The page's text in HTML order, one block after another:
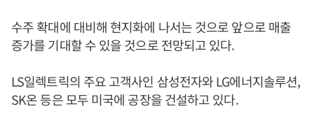
수주 확대에 대비해 현지화에 나서는 것으로 앞으로 매출
증가를 기대할 수 있을 것으로 전망되고 있다.
LS일렉트릭의 주요 고객사인 삼성전자와 LG에너지솔루션,
SK온 등은 모두 미국에 공장을 건설하고 있다.